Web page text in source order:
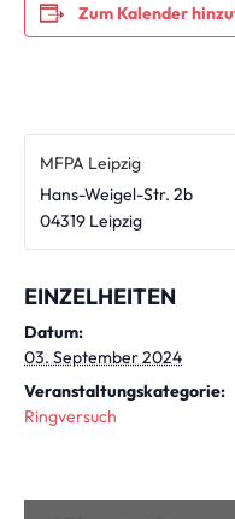
Zum Kalender
EINZELHEITEN
Datum:
03. September 2024
Veranstaltungskategorie:
Ringversuch
MFPA Leipzig
Hans-Weigel-Str. 2b
04319 Leipzig